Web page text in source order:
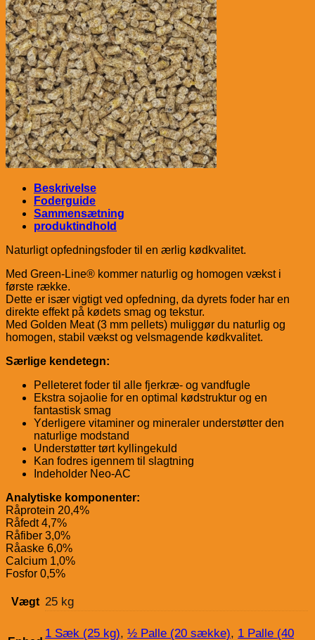
Beskrivelse
Foderguide
Sammensætning
produktindhold
Naturligt opfedningsfoder til en ærlig kødkvalitet.
Med Green-Line® kommer naturlig og homogen vækst i
første række.
Dette er især vigtigt ved opfedning, da dyrets foder har en
direkte effekt på kødets smag og tekstur.
Med Golden Meat (3 mm pellets) muliggør du naturlig og
homogen, stabil vækst og velsmagende kødkvalitet.
Særlige kendetegn:
Pelleteret foder til alle fjerkræ- og vandfugle
Ekstra sojaolie for en optimal kødstruktur og en
fantastisk smag
Yderligere vitaminer og mineraler understøtter den
naturlige modstand
Understøtter tørt kyllingekuld
Kan fodres igennem til slagtning
Indeholder Neo-AC
Analytiske komponenter:
Råprotein 20,4%
Råfedt 4,7%
Råfiber 3,0%
Råaske 6,0%
Calcium 1,0%
Fosfor 0,5%
Vægt 25 kg
1 Sæk (25 kg), ½ Palle (20 sække), 1 Palle (40